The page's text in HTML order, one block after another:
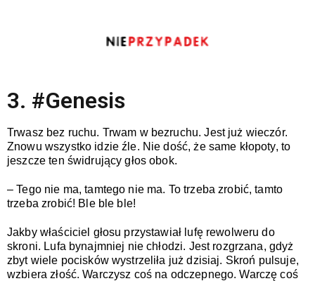
3. #Genesis
Trwasz bez ruchu. Trwam w bezruchu. Jest już wieczór.
Znowu wszystko idzie źle. Nie dość, że same kłopoty, to
jeszcze ten świdrujący głos obok.
– Tego nie ma, tamtego nie ma. To trzeba zrobić, tamto
trzeba zrobić! Ble ble ble!
Jakby właściciel głosu przystawiał lufę rewolweru do
skroni. Lufa bynajmniej nie chłodzi. Jest rozgrzana, gdyż
zbyt wiele pocisków wystrzeliła już dzisiaj. Skroń pulsuje,
wzbiera złość. Warczysz coś na odczepnego. Warczę coś